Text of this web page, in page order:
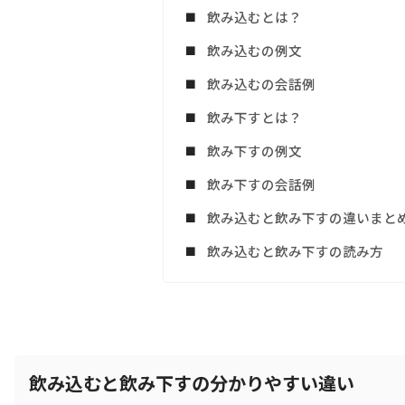
飲み込むとは？
飲み込むの例文
飲み込むの会話例
飲み下すとは？
飲み下すの例文
飲み下すの会話例
飲み込むと飲み下すの違いまと
飲み込むと飲み下すの読み方
飲み込むと飲み下すの分かりやすい違い